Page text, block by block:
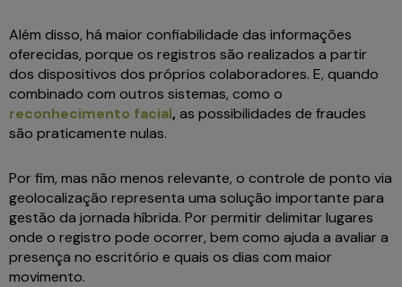
Além disso, há maior confiabilidade das informações
oferecidas, porque os registros são realizados a partir
dos dispositivos dos próprios colaboradores. E, quando
combinado com outros sistemas, como o
reconhecimento facial, as possibilidades de fraudes
são praticamente nulas.
Por fim, mas não menos relevante, o controle de ponto via
geolocalização representa uma solução importante para
gestão da jornada híbrida. Por permitir delimitar lugares
onde o registro pode ocorrer, bem como ajuda a avaliar a
presença no escritório e quais os dias com maior
movimento.